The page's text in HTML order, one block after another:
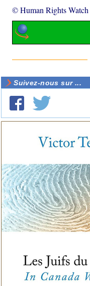
© Human Rights Watch
Suivez-nous sur ...